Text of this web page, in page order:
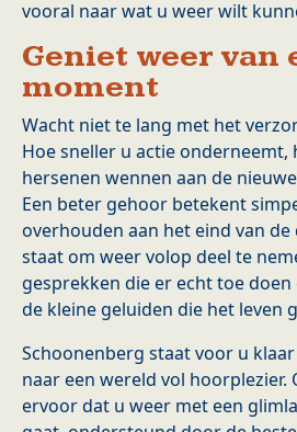
vooral naar wat u weer wilt
Geniet weer van
moment
Wacht niet te lang met het
Hoe sneller u actie
hersenen wennen aan de
Een beter gehoor betekent
overhouden aan het eind van de
staat om weer volop deel te
gesprekken die er echt toe
de kleine geluiden die het leven
Schoonenberg staat voor u
naar een wereld vol hoorplezier.
ervoor dat u weer met een